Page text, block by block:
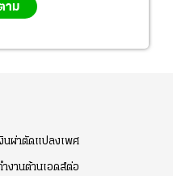
าม
นผ่าตัดแปลงเพศ
งานต้านเอดส์ต่อ